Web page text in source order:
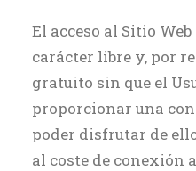
El acceso al Sitio
carácter libre y, por
gratuito sin que el
proporcionar una
poder disfrutar de
al coste de conexión